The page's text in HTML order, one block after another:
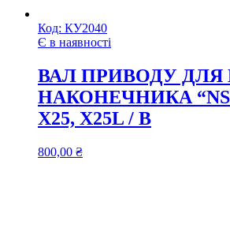
Код: КУ2040
Є в наявності
ВАЛ ПРИВОДУ ДЛЯ
НАКОНЕЧНИКА
X25, X25L / В
800,00 ₴